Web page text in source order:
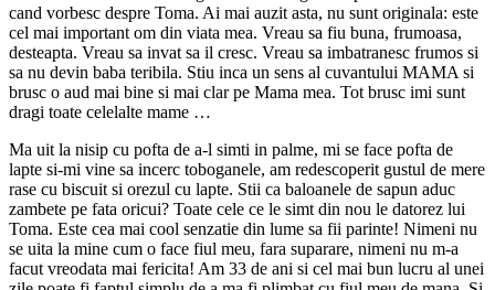
cand vorbesc despre Toma. Ai mai auzit asta, nu sunt originala: este
cel mai important om din viata mea. Vreau sa fiu buna, frumoasa,
desteapta. Vreau sa invat sa il cresc. Vreau sa imbatranesc frumos si
sa nu devin baba teribila. Stiu inca un sens al cuvantului MAMA si
brusc o aud mai bine si mai clar pe Mama mea. Tot brusc imi sunt
dragi toate celelalte mame …
Ma uit la nisip cu pofta de a-l simti in palme, mi se face pofta de
lapte si-mi vine sa incerc toboganele, am redescoperit gustul de mere
rase cu biscuit si orezul cu lapte. Stii ca baloanele de sapun aduc
zambete pe fata oricui? Toate cele ce le simt din nou le datorez lui
Toma. Este cea mai cool senzatie din lume sa fii parinte! Nimeni nu
se uita la mine cum o face fiul meu, fara suparare, nimeni nu m-a
facut vreodata mai fericita! Am 33 de ani si cel mai bun lucru al unei